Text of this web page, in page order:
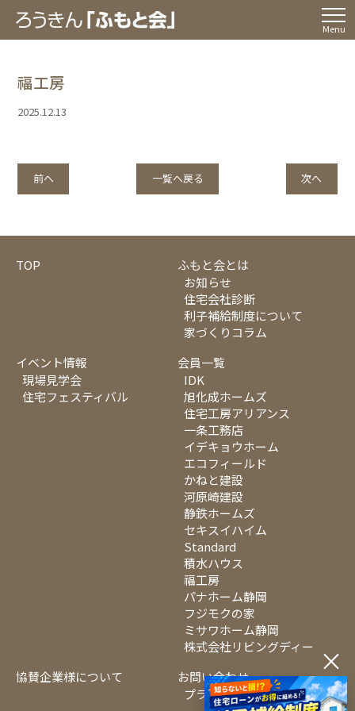
Menu
福工房
2025.12.13
前へ 一覧へ戻る 次へ
TOP
ふもと会とは
お知らせ
住宅会社診断
利子補給制度について
家づくりコラム
イベント情報
現場見学会
住宅フェスティバル
会員一覧
IDK
旭化成ホームズ
住宅工房アリアンス
一条工務店
イデキョウホーム
エコフィールド
かねと建設
河原崎建設
静鉄ホームズ
セキスイハイム
Standard
積水ハウス
福工房
パナホーム静岡
フジモクの家
ミサワホーム静岡
株式会社リビングディー
協賛企業様について
お問い合わせ
プライバシーポリシー
×